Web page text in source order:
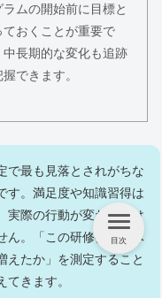
ムの開始前に目標と
おくことが重要で
長期的な変化も追跡
できます。
で最も見落とされがちな
す。満足度や知識習得は
実際の行動が変わらなけ
ん。「この研修後、具体
えたか」を測定すること
てきます。
目次